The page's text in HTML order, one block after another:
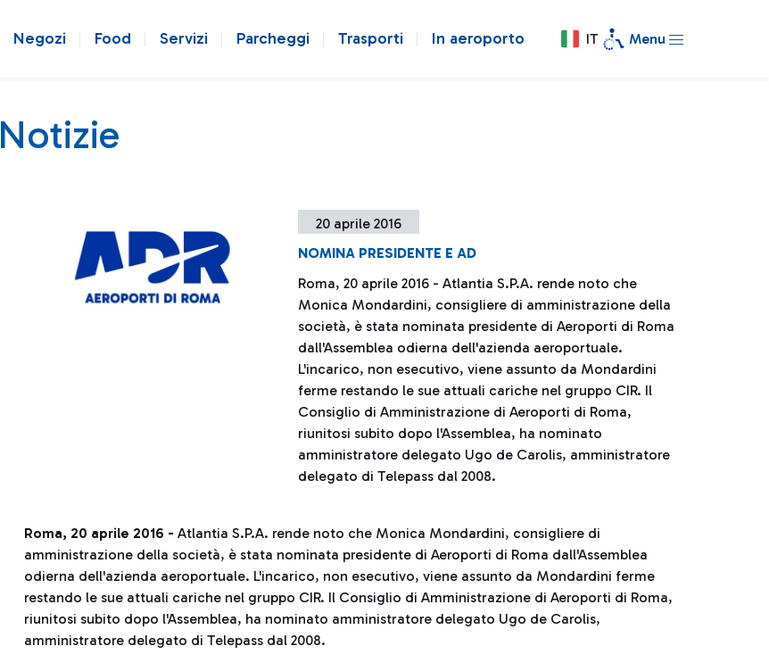
Negozi Food Servizi Parcheggi Trasporti In aeroporto IT Menu
Notizie
20 aprile 2016
NOMINA PRESIDENTE E AD
Roma, 20 aprile 2016 - Atlantia S.P.A. rende noto che
Monica Mondardini, consigliere di amministrazione della
società, è stata nominata presidente di Aeroporti di Roma
dall'Assemblea odierna dell'azienda aeroportuale.
L'incarico, non esecutivo, viene assunto da Mondardini
ferme restando le sue attuali cariche nel gruppo CIR. Il
Consiglio di Amministrazione di Aeroporti di Roma,
riunitosi subito dopo l'Assemblea, ha nominato
amministratore delegato Ugo de Carolis, amministratore
delegato di Telepass dal 2008.
Roma, 20 aprile 2016 - Atlantia S.P.A. rende noto che Monica Mondardini, consigliere di
amministrazione della società, è stata nominata presidente di Aeroporti di Roma dall'Assemblea
odierna dell'azienda aeroportuale. L'incarico, non esecutivo, viene assunto da Mondardini ferme
restando le sue attuali cariche nel gruppo CIR. Il Consiglio di Amministrazione di Aeroporti di Roma,
riunitosi subito dopo l'Assemblea, ha nominato amministratore delegato Ugo de Carolis,
amministratore delegato di Telepass dal 2008.